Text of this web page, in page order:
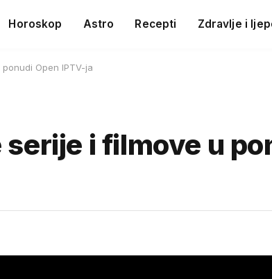
Horoskop Astro Recepti Zdravlje i
Open IPTV-ja
i filmove u